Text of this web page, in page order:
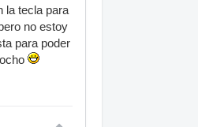
la tecla para
no estoy
para poder